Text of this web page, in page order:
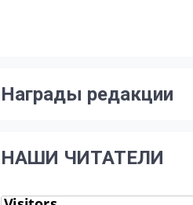
Награды редакции
НАШИ ЧИТАТЕЛИ